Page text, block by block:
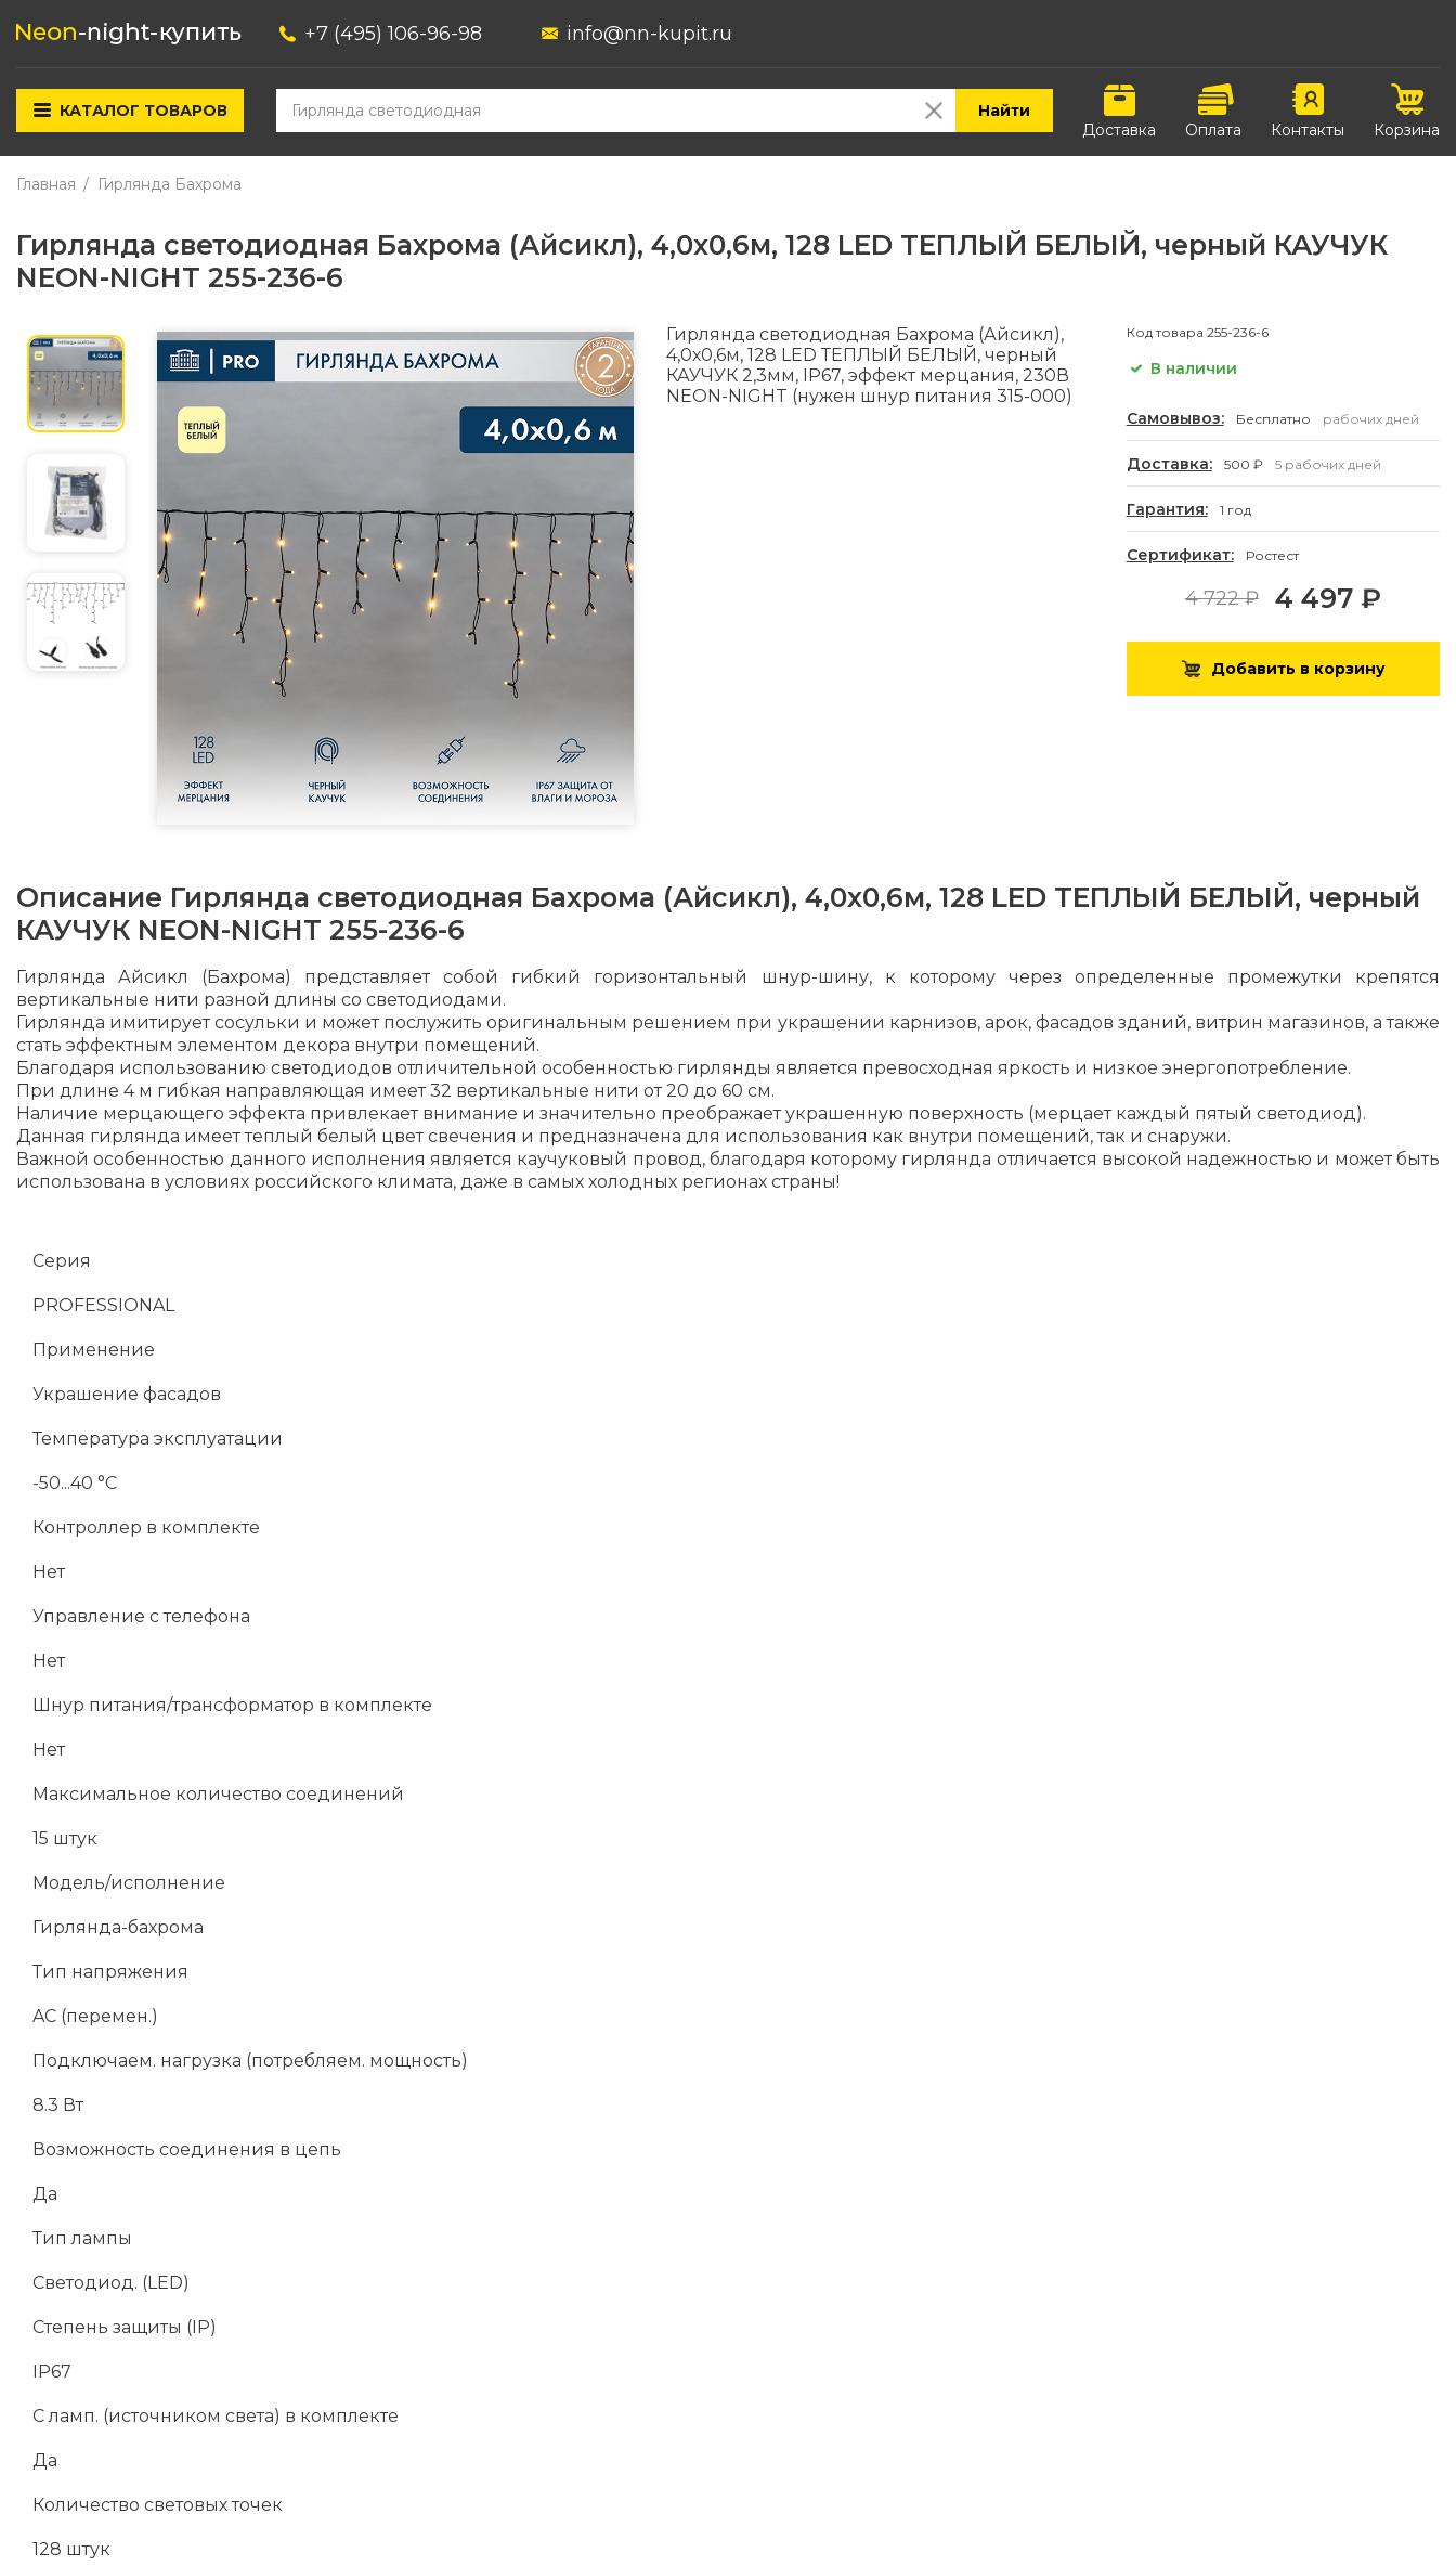
+7 (495) 106-96-98 info@nn-kupit.ru
КАТАЛОГ ТОВАРОВ
Найти
Доставка
Оплата Контакты Корзина
Главная Гирлянда Бахрома
Гирлянда светодиодная Бахрома (Айсикл), 4,0х0,6м, 128 LED ТЕПЛЫЙ БЕЛЫЙ, черный КАУЧУК
NEON-NIGHT 255-236-6
Гирлянда светодиодная Бахрома (Айсикл),
4,0х0,6м, 128 LED ТЕПЛЫЙ БЕЛЫЙ, черный
КАУЧУК 2,3мм, IP67, эффект мерцания, 230В
NEON-NIGHT (нужен шнур питания 315-000)
Код товара 255-236-6
В наличии
Самовывоз: Бесплатно рабочих дней
Доставка: 500 ₽ 5 рабочих дней
Гарантия: 1 год
Сертификат: Ростест
4 722 ₽ 4 497 ₽
Добавить в корзину
Описание Гирлянда светодиодная Бахрома (Айсикл), 4,0х0,6м, 128 LED ТЕПЛЫЙ БЕЛЫЙ, черный
КАУЧУК NEON-NIGHT 255-236-6
Гирлянда Айсикл (Бахрома) представляет собой гибкий горизонтальный шнур-шину, к которому через определенные промежутки крепятся
вертикальные нити разной длины со светодиодами.
Гирлянда имитирует сосульки и может послужить оригинальным решением при украшении карнизов, арок, фасадов зданий, витрин магазинов, а также
стать эффектным элементом декора внутри помещений.
Благодаря использованию светодиодов отличительной особенностью гирлянды является превосходная яркость и низкое энергопотребление.
При длине 4 м гибкая направляющая имеет 32 вертикальные нити от 20 до 60 см.
Наличие мерцающего эффекта привлекает внимание и значительно преображает украшенную поверхность (мерцает каждый пятый светодиод).
Данная гирлянда имеет теплый белый цвет свечения и предназначена для использования как внутри помещений, так и снаружи.
Важной особенностью данного исполнения является каучуковый провод, благодаря которому гирлянда отличается высокой надежностью и может быть
использована в условиях российского климата, даже в самых холодных регионах страны!
Серия
PROFESSIONAL
Применение
Украшение фасадов
Температура эксплуатации
-50...40 °C
Контроллер в комплекте
Нет
Управление с телефона
Нет
Шнур питания/трансформатор в комплекте
Нет
Максимальное количество соединений
15 штук
Модель/исполнение
Гирлянда-бахрома
Тип напряжения
AC (перемен.)
Подключаем. нагрузка (потребляем. мощность)
8.3 Вт
Возможность соединения в цепь
Да
Тип лампы
Светодиод. (LED)
Степень защиты (IP)
IP67
С ламп. (источником света) в комплекте
Да
Количество световых точек
128 штук